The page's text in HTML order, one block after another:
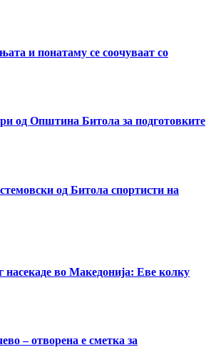
и понатаму се соочуваат со
од Општина Битола за подготовките
од Битола спортисти на
во Македонија: Еве колку
‒ отворена е сметка за